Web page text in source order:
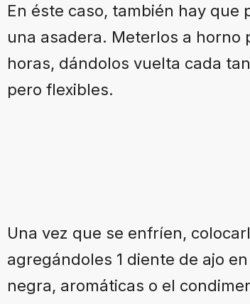
En éste caso, también hay que
una asadera. Meterlos a horno
horas, dándolos vuelta cada
pero flexibles.
Una vez que se enfríen,
agregándoles 1 diente de ajo
negra, aromáticas o el